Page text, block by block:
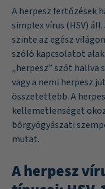
A herpesz fertőzések
simplex vírus (HSV)
szinte az egész
szóló kapcsolatot
„herpesz” szót hallva
vagy a nemi herpesz
összetettebb. A
kellemetlenséget
bőrgyógyászati
mutat.
A herpesz